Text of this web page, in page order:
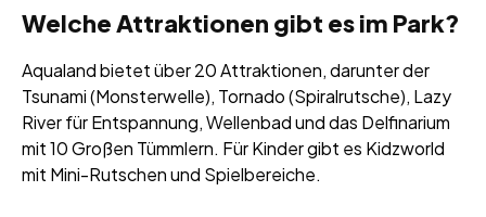
Welche Attraktionen gibt es im Park?
Aqualand bietet über 20 Attraktionen, darunter der
Tsunami (Monsterwelle), Tornado (Spiralrutsche), Lazy
River für Entspannung, Wellenbad und das Delfinarium
mit 10 Großen Tümmlern. Für Kinder gibt es Kidzworld
mit Mini-Rutschen und Spielbereiche.